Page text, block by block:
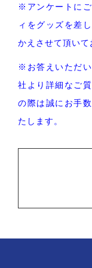
※アンケートに
ィをグッズを差
かえさせて頂いて
※お答えいただ
社より詳細なご
の際は誠にお手
たします。